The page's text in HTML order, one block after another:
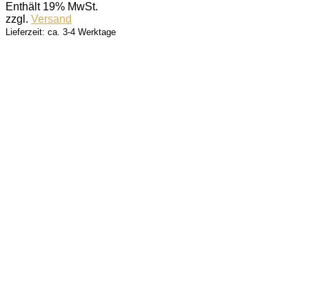
Enthält 19% MwSt.
zzgl. Versand
Lieferzeit: ca. 3-4 Werktage